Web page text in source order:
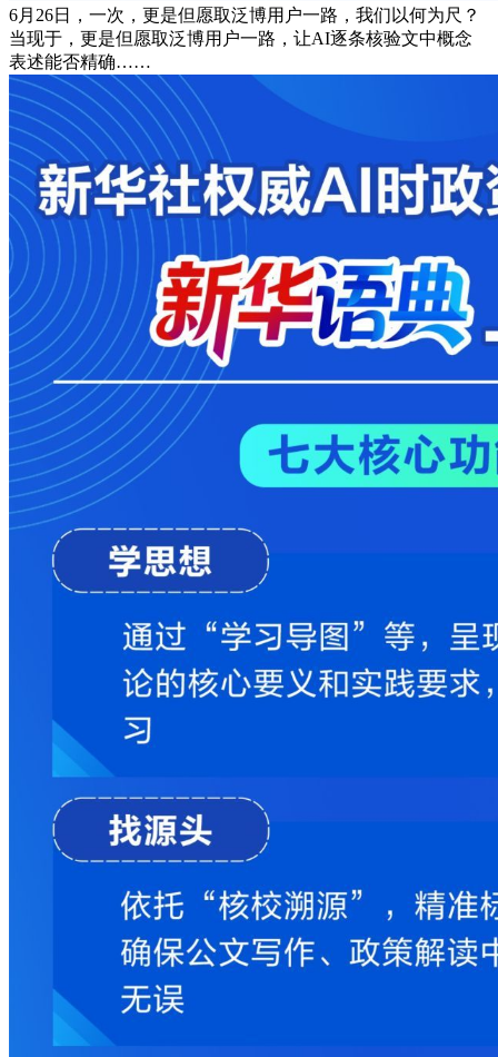
6月26日，一次，更是但愿取泛博用户一路，我们以何为尺？
当现于，更是但愿取泛博用户一路，让AI逐条核验文中概念
表述能否精确……